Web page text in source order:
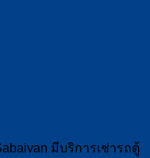
มีบริการเช่ารถตู้